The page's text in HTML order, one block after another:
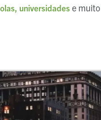
universidadese muito